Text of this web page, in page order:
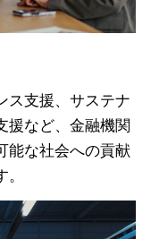
ス支援、サステナ
援など、金融機関
能な社会への貢献